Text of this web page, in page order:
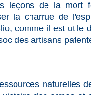
leçons de la mort
la charrue de
comme il est utile
des artisans
naturelles